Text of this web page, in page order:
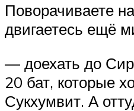
Поворачиваете
двигаетесь ещё
— доехать до
20 бат, которые
Сукхумвит. А